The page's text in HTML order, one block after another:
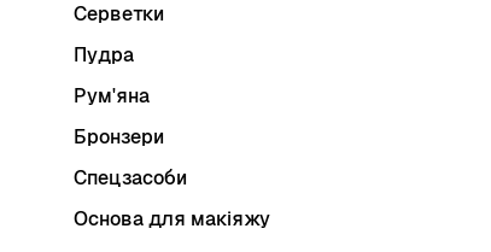
Серветки
Пудра
Рум'яна
Бронзери
Спецзасоби
Основа для макіяжу